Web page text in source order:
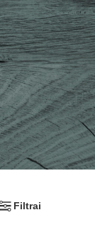
Filtrai